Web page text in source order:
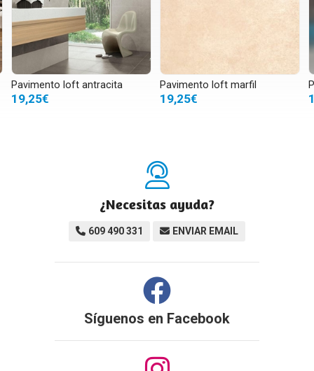
Pavimento loft antracita
19,25€
Pavimento loft marfil
19,25€
¿Necesitas ayuda?
609 490 331 ENVIAR EMAIL
Síguenos en Facebook